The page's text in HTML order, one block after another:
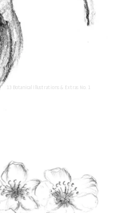
13 Botanical Illustrations & Extras No. 1